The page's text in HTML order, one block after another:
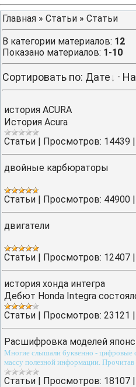
Главная » Статьи » Cтатьи
В категории материалов: 12
Показано материалов: 1-10
Сортировать по: Дате ·
история ACURA
История Acura
Cтатьи | Просмотров: 14439 |
двойные карбюраторы
Cтатьи | Просмотров: 44900 |
двигатели
Cтатьи | Просмотров: 12407 |
история хонда интегра
Дебют Honda Integra
Cтатьи | Просмотров: 23121 |
Расшифровка моделей
Многие слышали буквенно - цифровые
массу полезной информации.
Cтатьи | Просмотров: 18107 |